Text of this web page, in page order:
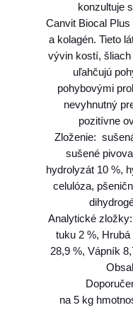
B
i
o
c
a
l
P
l
u
s
2
3
0
t
b
2
3
konzultuje
Canvit Biocal
a kolagén. Tieto
vývin kostí,
uľahčujú
pohybovými
nevyhnutný
pozitívne
Zloženie:
sušené
hydrolyzát 10 %,
celulóza,
Analytické
tuku 2 %,
28,9 %, Vápník
na 5 kg